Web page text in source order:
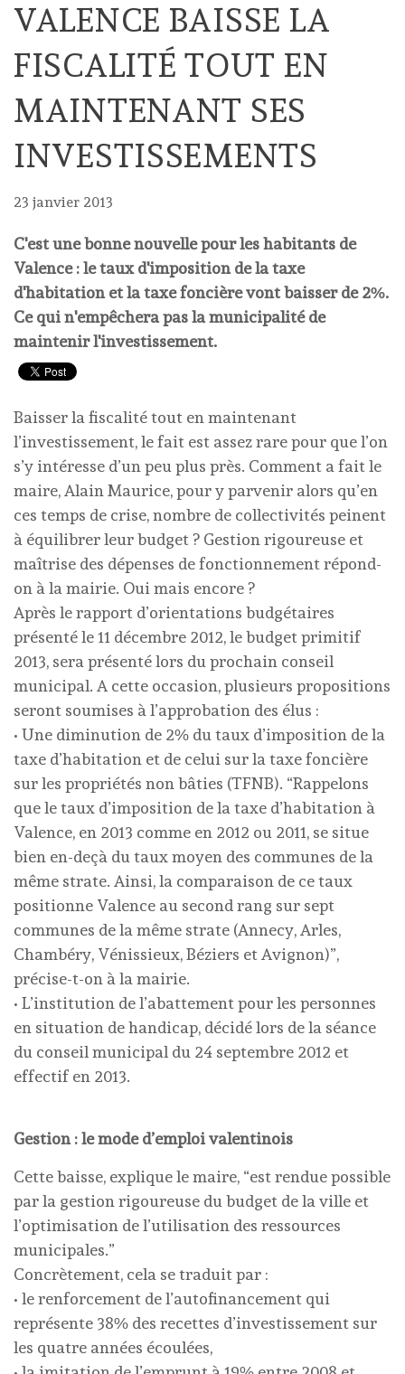
VALENCE BAISSE LA
FISCALITÉ TOUT EN
MAINTENANT SES
INVESTISSEMENTS
23 janvier 2013
C'est une bonne nouvelle pour les habitants de
Valence : le taux d'imposition de la taxe
d'habitation et la taxe foncière vont baisser de 2%.
Ce qui n'empêchera pas la municipalité de
maintenir l'investissement.
Baisser la fiscalité tout en maintenant
l’investissement, le fait est assez rare pour que l’on
s’y intéresse d’un peu plus près. Comment a fait le
maire, Alain Maurice, pour y parvenir alors qu’en
ces temps de crise, nombre de collectivités peinent
à équilibrer leur budget ? Gestion rigoureuse et
maîtrise des dépenses de fonctionnement répond-
on à la mairie. Oui mais encore ?
Après le rapport d’orientations budgétaires
présenté le 11 décembre 2012, le budget primitif
2013, sera présenté lors du prochain conseil
municipal. A cette occasion, plusieurs propositions
seront soumises à l’approbation des élus :
• Une diminution de 2% du taux d’imposition de la
taxe d’habitation et de celui sur la taxe foncière
sur les propriétés non bâties (TFNB). “Rappelons
que le taux d’imposition de la taxe d’habitation à
Valence, en 2013 comme en 2012 ou 2011, se situe
bien en-deçà du taux moyen des communes de la
même strate. Ainsi, la comparaison de ce taux
positionne Valence au second rang sur sept
communes de la même strate (Annecy, Arles,
Chambéry, Vénissieux, Béziers et Avignon)”,
précise-t-on à la mairie.
• L’institution de l’abattement pour les personnes
en situation de handicap, décidé lors de la séance
du conseil municipal du 24 septembre 2012 et
effectif en 2013.
Gestion : le mode d’emploi valentinois
Cette baisse, explique le maire, “est rendue possible
par la gestion rigoureuse du budget de la ville et
l’optimisation de l’utilisation des ressources
municipales.”
Concrètement, cela se traduit par :
• le renforcement de l’autofinancement qui
représente 38% des recettes d’investissement sur
les quatre années écoulées,